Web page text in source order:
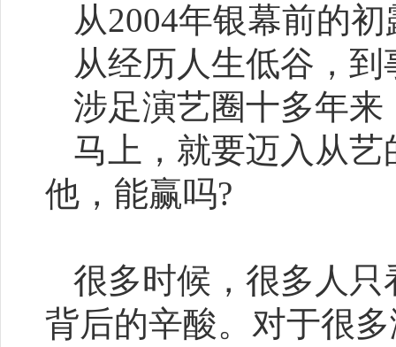
从2004年银幕前的
从经历人生低谷，
涉足演艺圈十多年
马上，就要迈入从
他，能赢吗?
很多时候，很多人
背后的辛酸。对于很